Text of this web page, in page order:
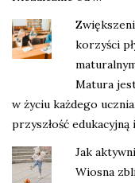
korzyści
Matura
w życiu każdego
przyszłość
Jak
Wiosna